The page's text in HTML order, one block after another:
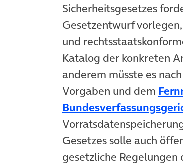
Sicherheitsgesetzes
Gesetzentwurf
und
Katalog der konkreten
anderem müsste es
Vorgaben und dem
Gesetzes solle auch
gesetzliche